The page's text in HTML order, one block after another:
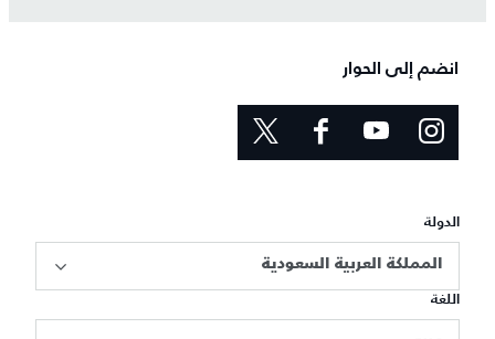
انضم إلى الحوار
الدولة
المملكة العربية السعودية
اللغة